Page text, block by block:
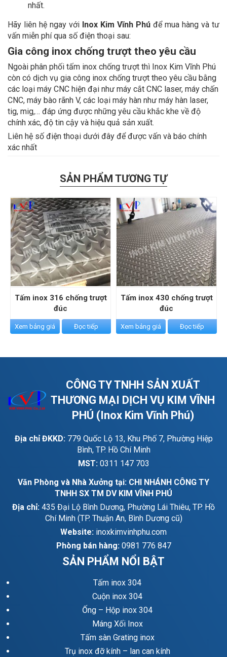
nhất.
Hãy liên hệ ngay với Inox Kim Vĩnh Phú để mua hàng và tư
vấn miễn phí qua số điện thoại sau:
Gia công inox chống trượt theo yêu cầu
Ngoài phân phối tấm inox chống trượt thì Inox Kim Vĩnh Phú
còn có dịch vụ gia công inox chống trượt theo yêu cầu bằng
các loại máy CNC hiện đại như máy cắt CNC laser, máy chấn
CNC, máy bào rãnh V, các loại máy hàn như máy hàn laser,
tig, mig,… đáp ứng được những yêu cầu khắc khe về độ
chính xác, độ tin cậy và hiệu quả sản xuất.
Liên hệ số điện thoại dưới đây để được vấn và báo chính
xác nhất
SẢN PHẨM TƯƠNG TỰ
Tấm inox 316 chống trượt
đúc
Xem bảng giá Đọc tiếp
Tấm inox 430 chống trượt
đúc
Xem bảng giá Đọc tiếp
CÔNG TY TNHH SẢN XUẤT
THƯƠNG MẠI DỊCH VỤ KIM VĨNH
PHÚ (Inox Kim Vĩnh Phú)
Địa chỉ ĐKKD: 779 Quốc Lộ 13, Khu Phố 7, Phường Hiệp
Bình, TP. Hồ Chí Minh
MST: 0311 147 703
Văn Phòng và Nhà Xưởng tại: CHI NHÁNH CÔNG TY
TNHH SX TM DV KIM VĨNH PHÚ
Địa chỉ: 435 Đại Lộ Bình Dương, Phường Lái Thiêu, TP. Hồ
Chí Minh (TP. Thuận An, Bình Dương cũ)
Website: inoxkimvinhphu.com
Phòng bán hàng: 0981 776 847
SẢN PHẨM NỔI BẬT
Tấm inox 304
Cuộn inox 304
Ống – Hộp inox 304
Máng Xối Inox
Tấm sàn Grating inox
Trụ inox đỡ kính – lan can kính